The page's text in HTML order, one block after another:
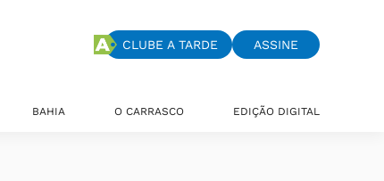
CLUBE A TARDE ASSINE
BAHIA O CARRASCO EDIÇÃO DIGITAL